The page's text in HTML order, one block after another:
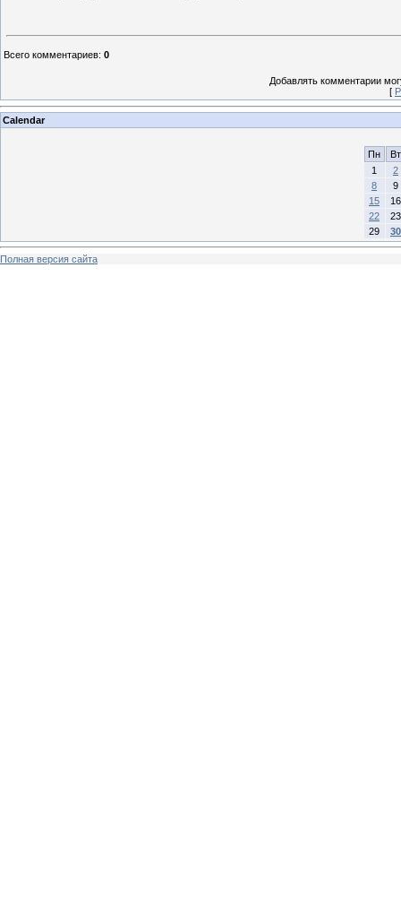
Всего комментариев: 0
Добавлять комментарии
[
Calendar
Пн
Вт
1
2
8
9
15
16
22
23
29
30
Полная версия сайта